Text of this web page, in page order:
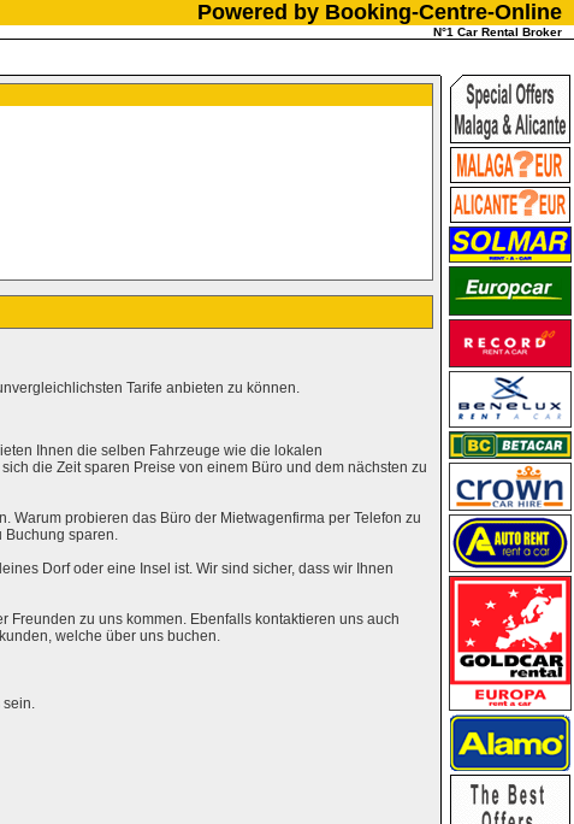
Powered by Booking-Centre-Online
N°1 Car Rental Broker
Tarife anbieten zu können.
Ihnen die selben Fahrzeuge wie die lokalen
die Zeit sparen Preise von einem Büro und dem nächsten zu
probieren das Büro der Mietwagenfirma per Telefon zu
Buchung sparen.
Dorf oder eine Insel ist. Wir sind sicher, dass wir Ihnen
zu uns kommen. Ebenfalls kontaktieren uns auch
welche über uns buchen.
sein.